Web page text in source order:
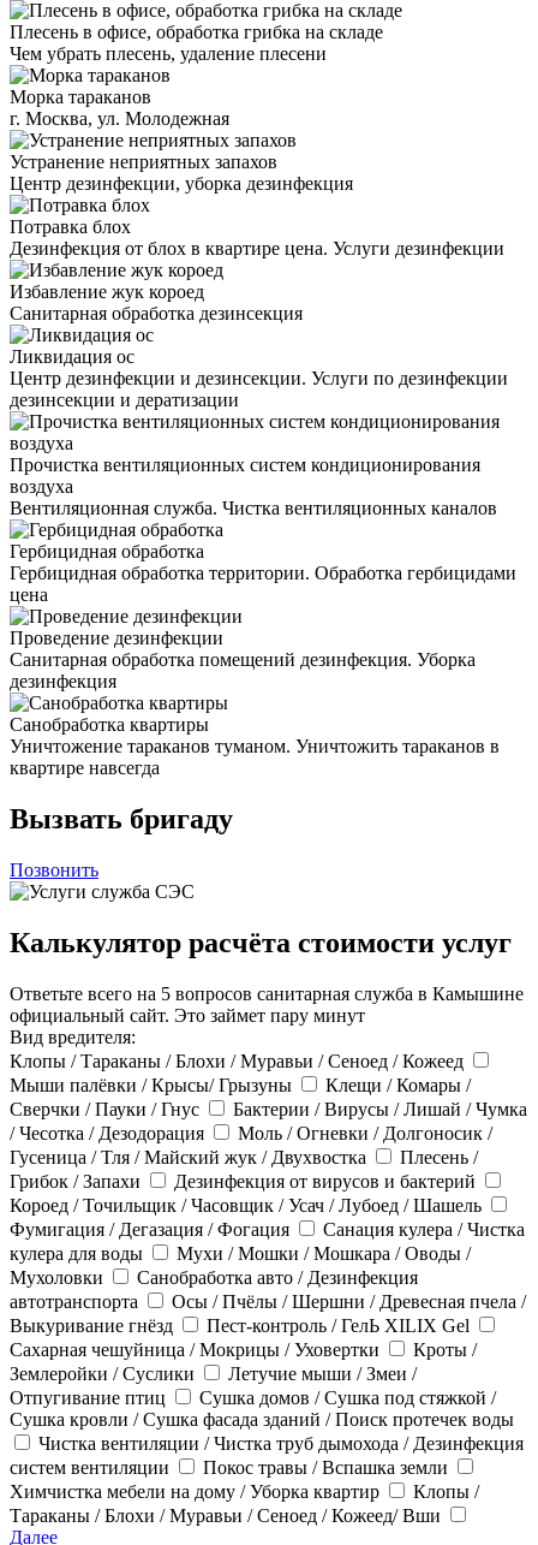
Плесень в офисе, обработка грибка на складе
Чем убрать плесень, удаление плесени
Морка тараканов
г. Москва, ул. Молодежная
Устранение неприятных запахов
Центр дезинфекции, уборка дезинфекция
Потравка блох
Дезинфекция от блох в квартире цена. Услуги дезинфекции
Избавление жук короед
Санитарная обработка дезинсекция
Ликвидация ос
Центр дезинфекции и дезинсекции. Услуги по дезинфекции
дезинсекции и дератизации
Прочистка вентиляционных систем кондиционирования
воздуха
Вентиляционная служба. Чистка вентиляционных каналов
Гербицидная обработка
Гербицидная обработка территории. Обработка гербицидами
цена
Проведение дезинфекции
Санитарная обработка помещений дезинфекция. Уборка
дезинфекция
Санобработка квартиры
Уничтожение тараканов туманом. Уничтожить тараканов в
квартире навсегда
Вызвать бригаду
Позвонить
Калькулятор расчёта стоимости услуг
Ответьте всего на 5 вопросов санитарная служба в Камышине
официальный сайт. Это займет пару минут
Вид вредителя:
Клопы / Тараканы / Блохи / Муравьи / Сеноед / Кожеед
Мыши палёвки / Крысы/ Грызуны
Клещи / Комары /
Сверчки / Пауки / Гнус
Бактерии / Вирусы / Лишай / Чумка
/ Чесотка / Дезодорация
Моль / Огневки / Долгоносик /
Гусеница / Тля / Майский жук / Двухвостка
Плесень /
Грибок / Запахи
Дезинфекция от вирусов и бактерий
Короед / Точильщик / Часовщик / Усач / Лубоед / Шашель
Фумигация / Дегазация / Фогация
Санация кулера / Чистка
кулера для воды
Мухи / Мошки / Мошкара / Оводы /
Мухоловки
Санобработка авто / Дезинфекция
автотранспорта
Осы / Пчёлы / Шершни / Древесная пчела /
Выкуривание гнёзд
Пест-контроль / ГелЬ XILIX Gel
Сахарная чешуйница / Мокрицы / Уховертки
Кроты /
Землеройки / Суслики
Летучие мыши / Змеи /
Отпугивание птиц
Сушка домов / Сушка под стяжкой /
Сушка кровли / Сушка фасада зданий / Поиск протечек воды
Чистка вентиляции / Чистка труб дымохода / Дезинфекция
систем вентиляции
Покос травы / Вспашка земли
Химчистка мебели на дому / Уборка квартир
Клопы /
Тараканы / Блохи / Муравьи / Сеноед / Кожеед/ Вши
Далее